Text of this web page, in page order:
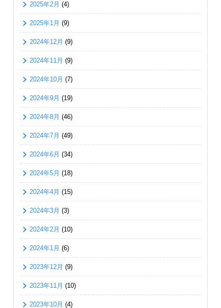
2025年2月 (4)
2025年1月 (9)
2024年12月 (9)
2024年11月 (9)
2024年10月 (7)
2024年9月 (19)
2024年8月 (46)
2024年7月 (49)
2024年6月 (34)
2024年5月 (18)
2024年4月 (15)
2024年3月 (3)
2024年2月 (10)
2024年1月 (6)
2023年12月 (9)
2023年11月 (10)
2023年10月 (4)